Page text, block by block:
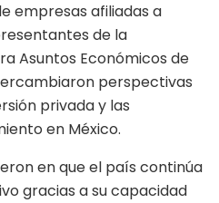
empresas afiliadas a
de la
Asuntos Económicos de
perspectivas
privada y las
en México.
en que el país continúa
gracias a su capacidad